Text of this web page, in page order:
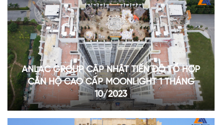
ANLAC GROUP CẬP NHẬT TIẾN ĐỘ TỔ HỢP
CĂN HỘ CAO CẤP MOONLIGHT 1 THÁNG
10/2023